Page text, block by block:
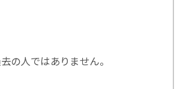
の人ではありません。